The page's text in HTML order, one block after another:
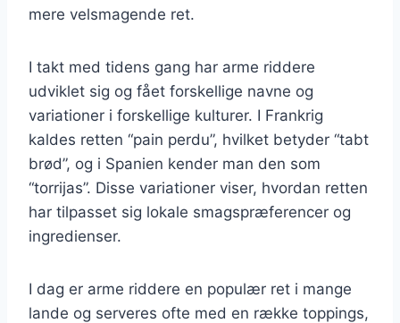
mere velsmagende ret.
I takt med tidens gang har arme riddere
udviklet sig og fået forskellige navne og
variationer i forskellige kulturer. I Frankrig
kaldes retten “pain perdu”, hvilket betyder “tabt
brød”, og i Spanien kender man den som
“torrijas”. Disse variationer viser, hvordan retten
har tilpasset sig lokale smagspræferencer og
ingredienser.
I dag er arme riddere en populær ret i mange
lande og serveres ofte med en række toppings,